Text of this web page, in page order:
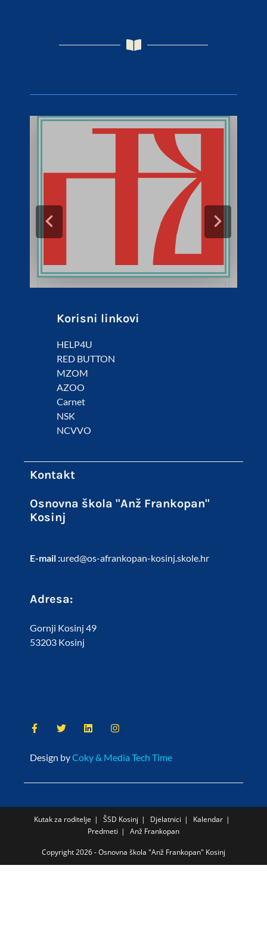
Korisni linkovi
HELP4U
RED BUTTON
MZOM
AZOO
Carnet
NSK
NCVVO
Kontakt
Osnovna škola "Anž Frankopan"
Kosinj
E-mail :ured@os-afrankopan-kosinj.skole.hr
Adresa:
Gornji Kosinj 49
53203 Kosinj
Design byCoky & Media Tech Time
Kutak za roditelje ŠSD Kosinj Djelatnici
Kalendar
Predmeti
Anž Frankopan
Copyright 2026 - Osnovna škola "Anž Frankopan" Kosinj